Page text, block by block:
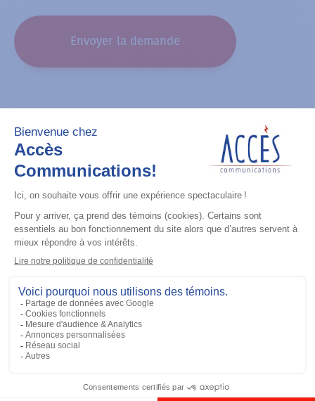
Présentement sur ma liste
Votre liste de produits préférés est vide.
Liens utiles